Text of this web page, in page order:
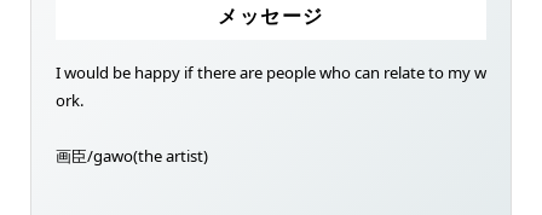
メッセージ
I would be happy if there are people who can relate to my w
ork.
画臣/gawo(the artist)